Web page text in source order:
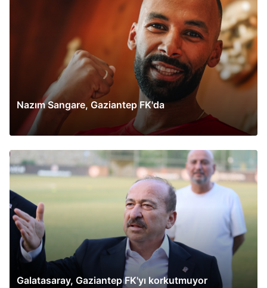
Nazım Sangare, Gaziantep FK'da
Galatasaray, Gaziantep FK'yı korkutmuyor